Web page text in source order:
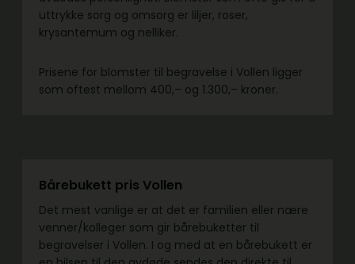
uttrykke sorg og omsorg er liljer, roser,
krysantemum og nelliker.
Prisene for blomster til begravelse i Vollen ligger
som oftest mellom 400,– og 1.300,– kroner.
Bårebukett pris Vollen
Det mest vanlige er at det er familien eller nære
venner/kolleger som gir bårebuketter til
begravelser i Vollen. I og med at en bårebukett er